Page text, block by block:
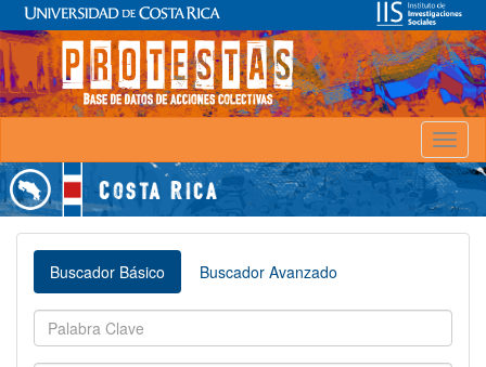
Buscador Básico Buscador Avanzado